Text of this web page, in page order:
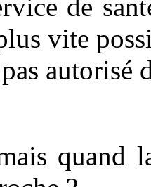
de
vite
autorisé
quand